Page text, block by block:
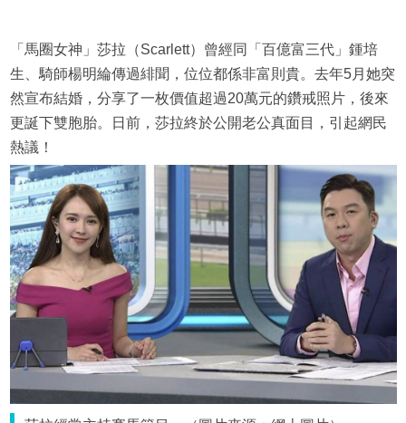
「馬圈女神」莎拉（Scarlett）曾經同「百億富三代」鍾培
生、騎師楊明綸傳過緋聞，位位都係非富則貴。去年5月她突
然宣布結婚，分享了一枚價值超過20萬元的鑽戒照片，後來
更誕下雙胞胎。日前，莎拉終於公開老公真面目，引起網民
熱議！